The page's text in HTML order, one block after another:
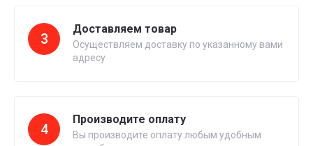
3
Доставляем товар
Осуществляем доставку по указанному вами
адресу
4
Производите оплату
Вы производите оплату любым удобным